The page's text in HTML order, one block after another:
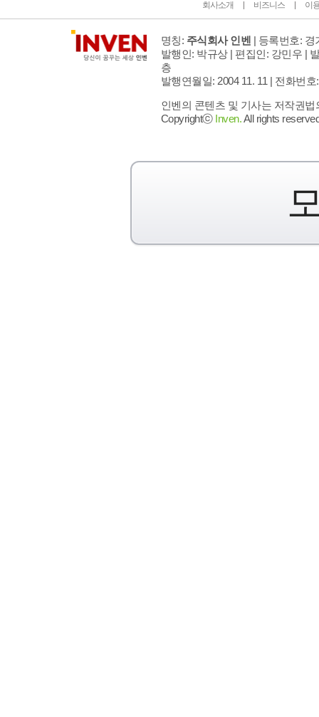
회사소개 비즈니스 이
명칭: 주식회사 인벤 | 등록번호: 경
발행인: 박규상 | 편집인: 강민우 |
층
발행연월일: 2004 11. 11 | 전화번호
인벤의 콘텐츠 및 기사는 저작권
Copyrightⓒ Inven.All rights